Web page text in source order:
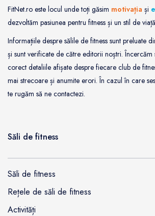
FitNet.ro este locul unde toți găsim motivația și
dezvoltăm pasiunea pentru fitness și un stil de
Informațiile despre sălile de fitness sunt preluate
și sunt verificate de către editorii noștri. Încercăm
corect detaliile afișate despre fiecare club de
mai strecoare și anumite erori. În cazul în care
te rugăm să ne contactezi.
Săli de fitness
Săli de fitness
Rețele de săli de fitness
Activități